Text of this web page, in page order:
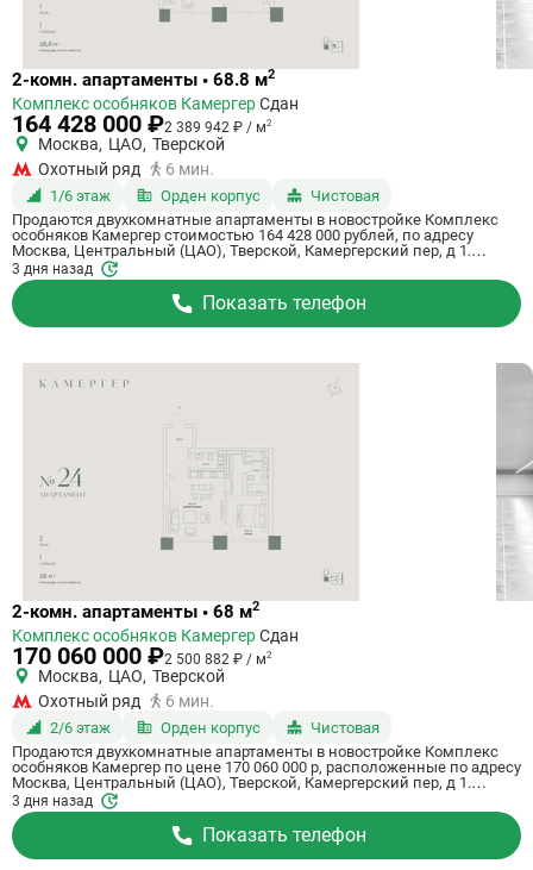
Ссылка
квартиру
2-комн. апартаменты • 68.8 м2
Комплекс особняков КамергерСдан
164 428 000 ₽2 389 942 ₽ / м2
Москва, ЦАО, Тверской
Охотный ряд
6 мин.
1/6 этаж Орден корпус
Чистовая
Продаются двухкомнатные апартаменты в новостройке Комплекс
особняков Камергер стоимостью 164 428 000 рублей, по адресу
Москва, Центральный (ЦАО), Тверской, Камергерский пер, д 1.
Компания застройщик ENGEO Development. Апартаменты сдаются в
III квартале 2026 года с чистовой отделкой, в 6 минутах пешком от
станции метро Охотный ряд. Общая площадь апартаментов - 68.8 м².
Этаж 1. ID апартаментов на СтройкиРУ 653765, скажите его когда
будете звонить.
3 дня назад
Показать телефон
Ссылка
квартиру
2-комн. апартаменты • 68 м2
Комплекс особняков КамергерСдан
170 060 000 ₽2 500 882 ₽ / м2
Москва, ЦАО, Тверской
Охотный ряд
6 мин.
2/6 этаж Орден корпус
Чистовая
Продаются двухкомнатные апартаменты в новостройке Комплекс
особняков Камергер по цене 170 060 000 р, расположенные по адресу
Москва, Центральный (ЦАО), Тверской, Камергерский пер, д 1.
Застройщик дома ENGEO Development. Апартаменты сдаются в III
квартале 2026 года с чистовой отделкой, в 6 минутах пешком от
метро Охотный ряд. Общая площадь апартаментов - 68 м². Этаж 2. ID
апартаментов на СтройкиРУ 653766, сообщите его когда будете
звонить.
3 дня назад
Показать телефон